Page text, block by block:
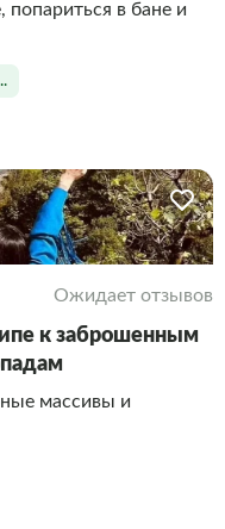
попариться в бане и
Ожидает отзывов
к заброшенным
массивы и